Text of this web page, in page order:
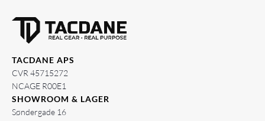
TACDANE APS
CVR 45715272
NCAGE R00E1
SHOWROOM & LAGER
Søndergade 16